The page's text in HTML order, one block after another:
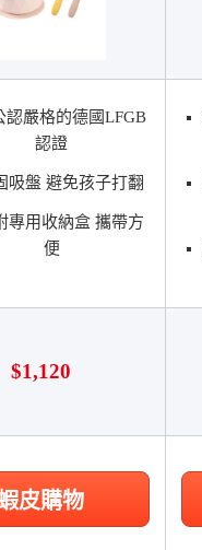
認嚴格的德國LFGB
認證
吸盤 避免孩子打翻
專用收納盒 攜帶方
便
$1,120
皮購物